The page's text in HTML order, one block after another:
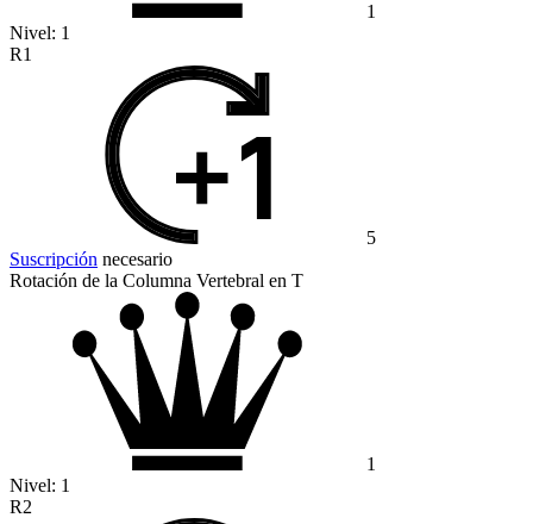
1
Nivel: 1
R1
5
Suscripción necesario
Rotación de la Columna Vertebral en T
1
Nivel: 1
R2